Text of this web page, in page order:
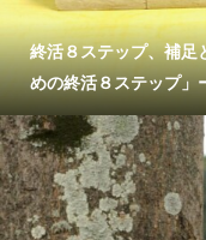
終活８ステップ、補足
めの終活８ステップ」